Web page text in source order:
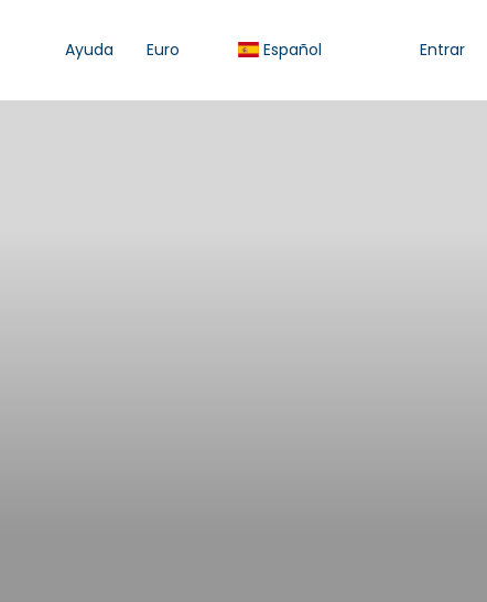
Ayuda Euro Español Entrar